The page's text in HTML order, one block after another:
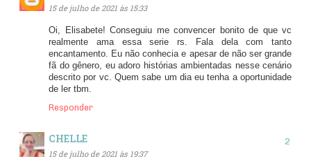
15 de julho de 2021 às 15:33
Oi, Elisabete! Conseguiu me convencer bonito de que vc
realmente ama essa serie rs. Fala dela com tanto
encantamento. Eu não conhecia e apesar de não ser grande
fã do gênero, eu adoro histórias ambientadas nesse cenário
descrito por vc. Quem sabe um dia eu tenha a oportunidade
de ler tbm.
Responder
CHELLE
15 de julho de 2021 às 19:37